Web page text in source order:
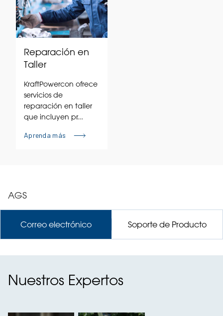
Reparación en
Taller
KraftPowercon ofrece
servicios de
reparación en taller
que incluyen pr...
Aprenda más
AGS
Correo electrónico Soporte de Producto
Nuestros Expertos